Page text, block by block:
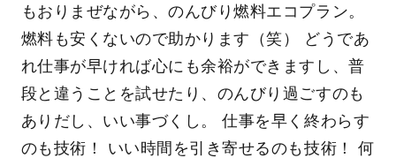
もおりまぜながら、のんびり燃料エコプラン。
燃料も安くないので助かります（笑） どうであ
れ仕事が早ければ心にも余裕ができますし、普
段と違うことを試せたり、のんびり過ごすのも
ありだし、いい事づくし。 仕事を早く終わらす
のも技術！ いい時間を引き寄せるのも技術！ 何